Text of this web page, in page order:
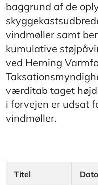
baggrund af de
vindmøller samt
kumulative
ved Herning
værditab taget
i forvejen er udsat
vindmøller.​
Titel Dato